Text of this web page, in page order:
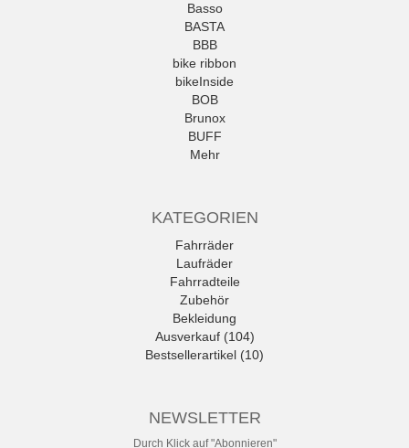
Basso
BASTA
BBB
bike ribbon
bikeInside
BOB
Brunox
BUFF
Mehr
KATEGORIEN
Fahrräder
Laufräder
Fahrradteile
Zubehör
Bekleidung
Ausverkauf (104)
Bestsellerartikel (10)
NEWSLETTER
Durch Klick auf "Abonnieren"